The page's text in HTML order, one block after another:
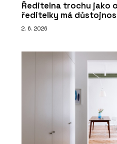
Ředitelna trochu jako
ředitelky má
2. 6. 2026